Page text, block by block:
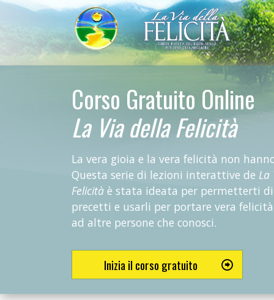
Corso Gratuito Online
La Via della Felicità
La vera gioia e la vera felicità non
Questa serie di lezioni interattive de La
Felicità è stata ideata per permetterti
precetti e usarli per portare vera
ad altre persone che conosci.
Inizia il corso gratuito